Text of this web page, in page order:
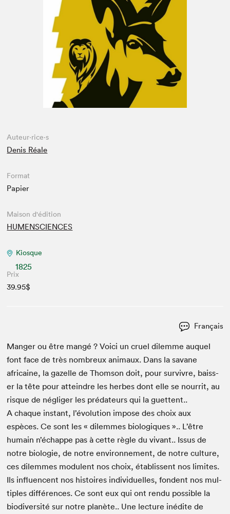
Espace enseignant·e·s
Espace pro
Auteur·rice·s
Denis Réale
Format
Papier
Maison d'édition
HUMENSCIENCES
Kiosque
1825
Prix
39.95$
Français
Manger ou être mangé ? Voici un cru­el dilemme auquel
font face de très nom­breux ani­maux. Dans la savane
africaine, la gazelle de Thom­son doit, pour sur­vivre, baiss­
er la tête pour attein­dre les herbes dont elle se nour­rit, au
risque de nég­liger les pré­da­teurs qui la guet­tent..
A chaque instant, l’évo­lu­tion impose des choix aux
espèces. Ce sont les « dilemmes biologiques ».. L’être
humain n’échappe pas à cette règle du vivant.. Issus de
notre biolo­gie, de notre envi­ron­nement, de notre cul­ture,
ces dilemmes mod­u­lent nos choix, étab­lis­sent nos lim­ites.
Ils influ­en­cent nos his­toires indi­vidu­elles, fondent nos mul­
ti­ples dif­férences. Ce sont eux qui ont ren­du pos­si­ble la
bio­di­ver­sité sur notre planète.. Une lec­ture inédite de